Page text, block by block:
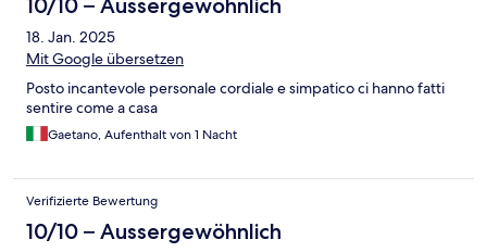
10/10 – Aussergewöhnlich
18. Jan. 2025
Mit Google übersetzen
Posto incantevole personale cordiale e simpatico ci hanno fatti
sentire come a casa
Gaetano, Aufenthalt von 1 Nacht
Verifizierte Bewertung
10/10 – Aussergewöhnlich